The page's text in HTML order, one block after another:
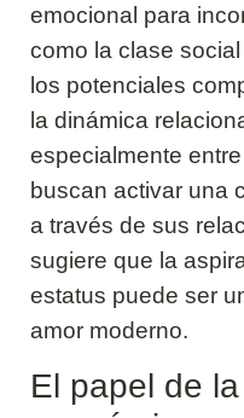
emocional para
como la clase
los potenciales
la dinámica
especialmente
buscan activar una
a través de sus
sugiere que la
estatus puede ser
amor moderno.
El papel de